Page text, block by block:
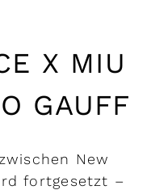
X MIU
GAUFF
New
fortgesetzt –